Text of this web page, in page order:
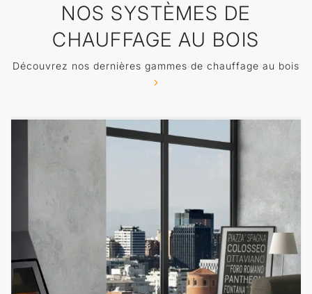
NOS SYSTÈMES DE
CHAUFFAGE AU BOIS
Découvrez nos dernières gammes de chauffage au bois